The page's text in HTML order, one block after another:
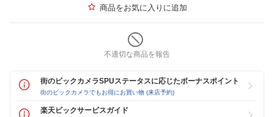
商品をお気に入りに追加
不適切な商品を報告
街のビックカメラSPUステータスに応じたボーナスポイント
街のビックカメラでもお得にお買い物 (来店予約)
楽天ビックサービスガイド